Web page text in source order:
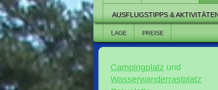
AUSFLUGSTIPPS &
LAGE PREISE
Campingplatz und
Wasserwanderrastplatz